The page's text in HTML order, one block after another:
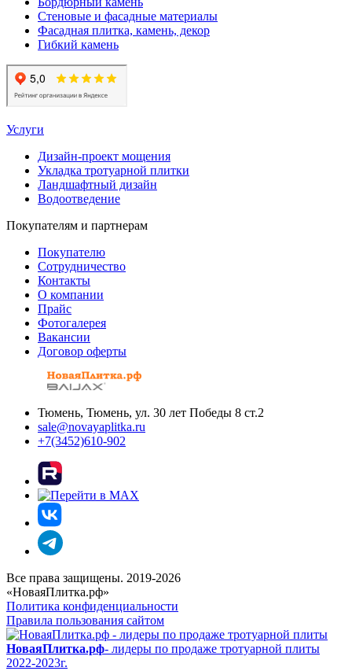
Стеновые и фасадные материалы
Фасадная плитка, камень, декор
Гибкий камень
Услуги
Дизайн-проект мощения
Укладка тротуарной плитки
Ландшафтный дизайн
Водоотведение
Покупателям и партнерам
Покупателю
Сотрудничество
Контакты
О компании
Прайс
Фотогалерея
Вакансии
Договор оферты
Тюмень, Тюмень, ул. 30 лет Победы 8 ст.2
sale@novayaplitka.ru
+7(3452)610-902
Все права защищены. 2019-2026
«НоваяПлитка.рф»
Политика конфиденциальности
Правила пользования сайтом
НоваяПлитка.рф- лидеры по продаже тротуарной плиты
2022-2023г.